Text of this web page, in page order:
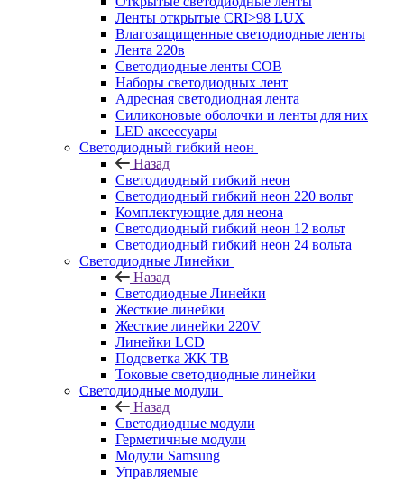
Ленты открытые CRI>98 LUX
Влагозащищенные светодиодные ленты
Лента 220в
Светодиодные ленты COB
Наборы светодиодных лент
Адресная светодиодная лента
Силиконовые оболочки и ленты для них
LED аксессуары
Светодиодный гибкий неон
Назад
Светодиодный гибкий неон
Светодиодный гибкий неон 220 вольт
Комплектующие для неона
Светодиодный гибкий неон 12 вольт
Светодиодный гибкий неон 24 вольта
Светодиодные Линейки
Назад
Светодиодные Линейки
Жесткие линейки
Жесткие линейки 220V
Линейки LCD
Подсветка ЖК ТВ
Токовые светодиодные линейки
Светодиодные модули
Назад
Светодиодные модули
Герметичные модули
Модули Samsung
Управляемые